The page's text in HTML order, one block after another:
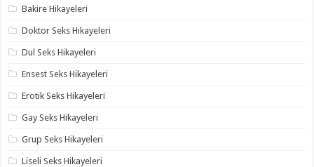
Bakire Hikayeleri
Doktor Seks Hikayeleri
Dul Seks Hikayeleri
Ensest Seks Hikayeleri
Erotik Seks Hikayeleri
Gay Seks Hikayeleri
Grup Seks Hikayeleri
Liseli Seks Hikayeleri